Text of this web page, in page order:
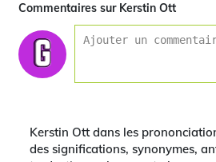
Commentaires sur Kerstin Ott
Kerstin Ott dans les
des significations, synonymes,